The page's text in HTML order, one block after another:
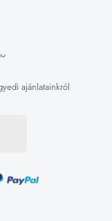
ajánlatainkról